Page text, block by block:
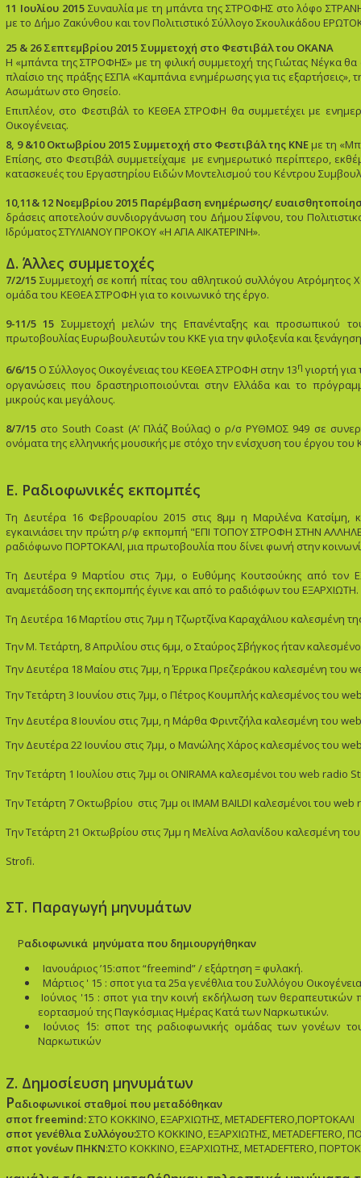
11 Ιουλίου 2015Συναυλία με τη μπάντα της ΣΤΡΟΦΗΣ στο λόφο
με το Δήμο Ζακύνθου και τον Πολιτιστικό Σύλλογο Σκουλικάδου
25 & 26 Σεπτεμβρίου 2015 Συμμετοχή στο Φεστιβάλ του ΟΚΑΝΑ
Η «μπάντα της ΣΤΡΟΦΗΣ» με τη φιλική συμμετοχή της Γιώτας Νέγκα
πλαίσιο της πράξης ΕΣΠΑ «Καμπάνια ενημέρωσης για τις
Ασωμάτων στο Θησείο.
Επιπλέον, στο Φεστιβάλ το ΚΕΘΕΑ ΣΤΡΟΦΗ θα συμμετέχει με
Οικογένειας.
8, 9 &10 Οκτωβρίου 2015 Συμμετοχή στο Φεστιβάλ της ΚΝΕ με τη
Επίσης, στο Φεστιβάλ συμμετείχαμε με ενημερωτικό περίπτερο,
κατασκευές του Εργαστηρίου Ειδών Μοντελισμού του Κέντρου
10,11& 12 Νοεμβρίου 2015 Παρέμβαση ενημέρωσης/
δράσεις αποτελούν συνδιοργάνωση του Δήμου Σίφνου, του
Ιδρύματος ΣΤΥΛΙΑΝΟΥ ΠΡΟΚΟΥ «Η ΑΓΙΑ ΑΙΚΑΤΕΡΙΝΗ».
Δ. Άλλες συμμετοχές
7/2/15 Συμμετοχή σε κοπή πίτας του αθλητικού συλλόγου
ομάδα του ΚΕΘΕΑ ΣΤΡΟΦΗ για το κοινωνικό της έργο.
9-11/5 15 Συμμετοχή μελών της Επανένταξης και προσωπικού
πρωτοβουλίας Ευρωβουλευτών του ΚΚΕ για την φιλοξενία και
6/6/15 Ο Σύλλογος Οικογένειας του ΚΕΘΕΑ ΣΤΡΟΦΗ στην 13η γιορτή
οργανώσεις που δραστηριοποιούνται στην Ελλάδα και το
μικρούς και μεγάλους.
8/7/15 στο South Coast (Α’ Πλάζ Βούλας) ο ρ/σ ΡΥΘΜΟΣ 949 σε
ονόματα της ελληνικής μουσικής με στόχο την ενίσχυση του έργου
Ε. Ραδιοφωνικές εκπομπές
Τη Δευτέρα 16 Φεβρουαρίου 2015 στις 8μμ η Μαριλένα
εγκαινιάσει την πρώτη ρ/φ εκπομπή "ΕΠΙ ΤΟΠΟΥ ΣΤΡΟΦΗ ΣΤΗΝ
ραδιόφωνο ΠΟΡΤΟΚΑΛΙ, μια πρωτοβουλία που δίνει φωνή στην
Τη Δευτέρα 9 Μαρτίου στις 7μμ, ο Ευθύμης Κουτσούκης από τον
αναμετάδοση της εκπομπής έγινε και από το ραδιόφων του ΕΞΑΡΧΙΩΤΗ.
Τη Δευτέρα 16 Μαρτίου στις 7μμ η Τζωρτζίνα Καραχάλιου καλεσμένη
Την Μ. Τετάρτη, 8 Απριλίου στις 6μμ, ο Σταύρος Σβήγκος ήταν
Την Δευτέρα 18 Μαίου στις 7μμ, η Έρρικα Πρεζεράκου καλεσμένη του
Την Τετάρτη 3 Ιουνίου στις 7μμ, ο Πέτρος Κουμπλής καλεσμένος του
Την Δευτέρα 8 Ιουνίου στις 7μμ, η Μάρθα Φριντζήλα καλεσμένη του
Την Δευτέρα 22 Ιουνίου στις 7μμ, ο Μανώλης Χάρος καλεσμένος του
Την Τετάρτη 1 Ιουλίου στις 7μμ οι ONIRAMA καλεσμένοι του web radio
Την Τετάρτη 7 Οκτωβρίου στις 7μμ οι IMAM BAILDI καλεσμένοι του
Την Τετάρτη 21 Οκτωβρίου στις 7μμ η Μελίνα Ασλανίδου καλεσμένη
Strofi.
ΣΤ. Παραγωγή μηνυμάτων
Ραδιοφωνικά μηνύματα που δημιουργήθηκαν
Ιανουάριος ’15:σποτ “freemind” / εξάρτηση = φυλακή.
Μάρτιος ' 15 : σποτ για τα 25α γενέθλια του Συλλόγου
Ιούνιος '15 : σποτ για την κοινή εκδήλωση των
εορτασμού της Παγκόσμιας Ημέρας Κατά των Ναρκωτικών.
Ιούνιος ΄15: σποτ της ραδιοφωνικής ομάδας των γονέων
Ναρκωτικών
Ζ. Δημοσίευση μηνυμάτων
Ραδιοφωνικοί σταθμοί που μεταδόθηκαν
σποτ freemind:ΣΤΟ ΚΟΚΚΙΝΟ, ΕΞΑΡΧΙΩΤΗΣ, METADEFTERO,ΠΟΡΤΟΚΑΛΙ
σποτ γενέθλια Συλλόγου:ΣΤΟ ΚΟΚΚΙΝΟ, ΕΞΑΡΧΙΩΤΗΣ, METADEFTERO,
σποτ γονέων ΠΗΚΝ:ΣΤΟ ΚΟΚΚΙΝΟ, ΕΞΑΡΧΙΩΤΗΣ, METADEFTERO,